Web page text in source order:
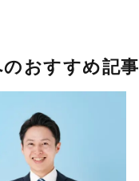
おすすめ記事